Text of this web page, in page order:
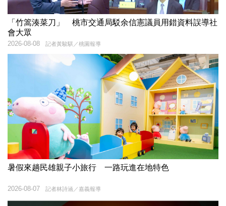
「竹篙湊菜刀」 桃市交通局駁余信憲議員用錯資料誤導社
會大眾
記者黃駿騏／桃園報導
2026-08-08
暑假來趟民雄親子小旅行 一路玩進在地特色
記者林詩涵／嘉義報導
2026-08-07